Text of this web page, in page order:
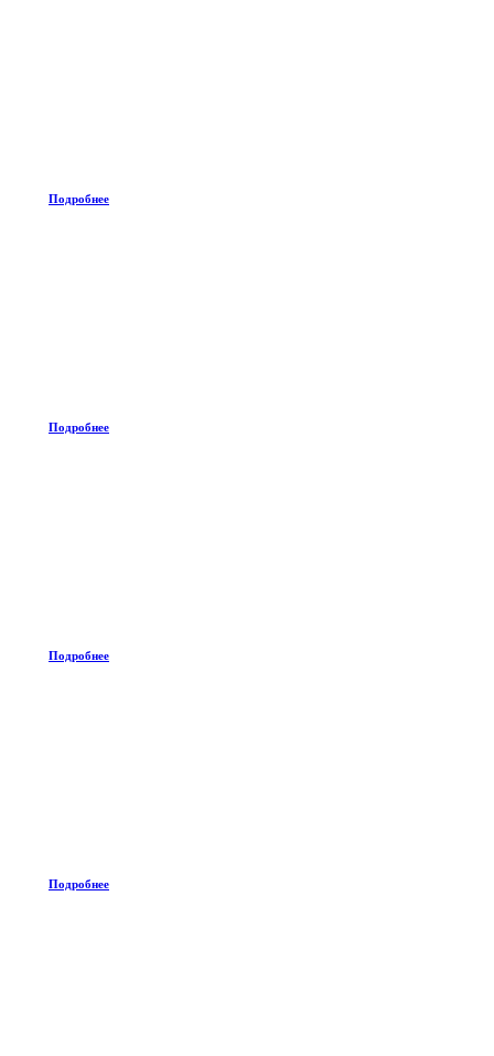
Подробнее
Подробнее
Подробнее
Подробнее